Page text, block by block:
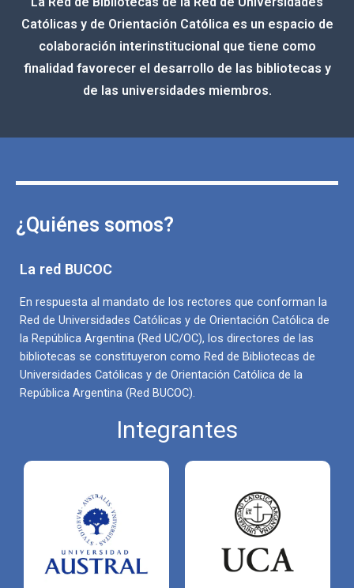
Católicas y de Orientación Católica es un espacio de
colaboración interinstitucional que tiene como
finalidad favorecer el desarrollo de las bibliotecas y
de las universidades miembros.
¿Quiénes somos?
La red BUCOC
En respuesta al mandato de los rectores que conforman la
Red de Universidades Católicas y de Orientación Católica de
la República Argentina (Red UC/OC), los directores de las
bibliotecas se constituyeron como Red de Bibliotecas de
Universidades Católicas y de Orientación Católica de la
República Argentina (Red BUCOC).
Integrantes